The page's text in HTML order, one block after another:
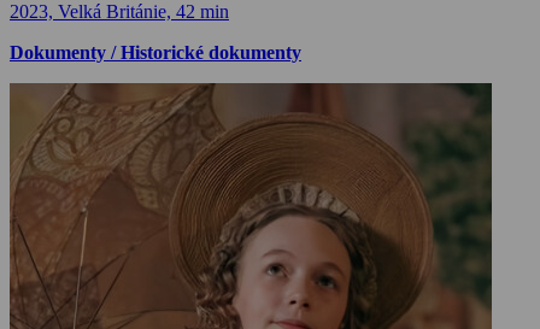
2023, Velká Británie, 42 min
Dokumenty / Historické dokumenty